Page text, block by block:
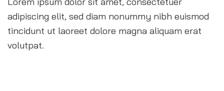
adipiscing elit, sed diam nonummy nibh euismod
tincidunt ut laoreet dolore magna aliquam erat
volutpat.